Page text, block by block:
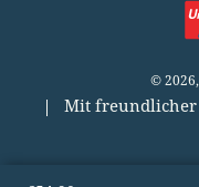
© 2026,
Mit